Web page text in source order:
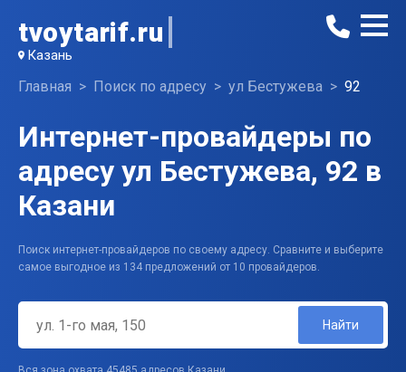
tvoytarif.ru
Казань
Главная Поиск по адресу ул Бестужева 92
Интернет-провайдеры по
адресу ул Бестужева, 92 в
Казани
Поиск интернет-провайдеров по своему адресу. Сравните и выберите
самое выгодное из 134 предложений от 10 провайдеров.
Найти